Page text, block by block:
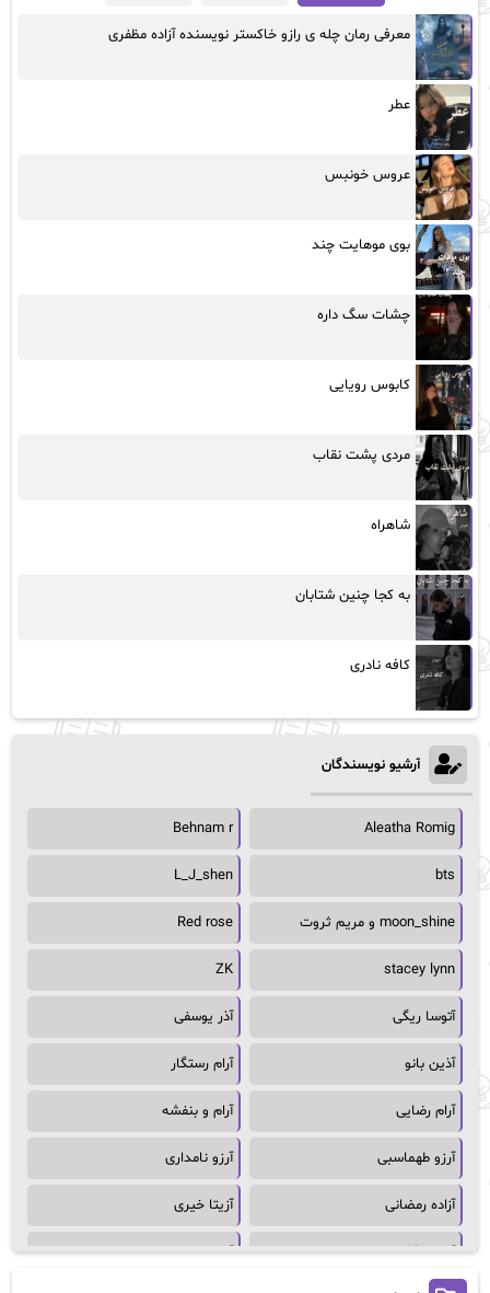
معرفی رمان چله ی رازو خاکستر نویسنده آزاده مظفری
عطر
عروس خونبس
بوی موهایت چند
چشات سگ داره
کابوس رویایی
مردی پشت نقاب
شاهراه
به کجا چنین شتابان
کافه نادری
آرشیو نویسندگان
Aleatha Romig
Behnam r
bts
L_J_shen
moon_shine و مریم ثروت Red rose
stacey lynn
ZK
آتوسا ریگی آذر یوسفی
آذین بانو آرام رستگار
آرام رضایی آرام و بنفشه
آرزو طهماسبی آرزو نامداری
آزاده رمضانی آزیتا خیری
آسمان64 آسمان۶۵